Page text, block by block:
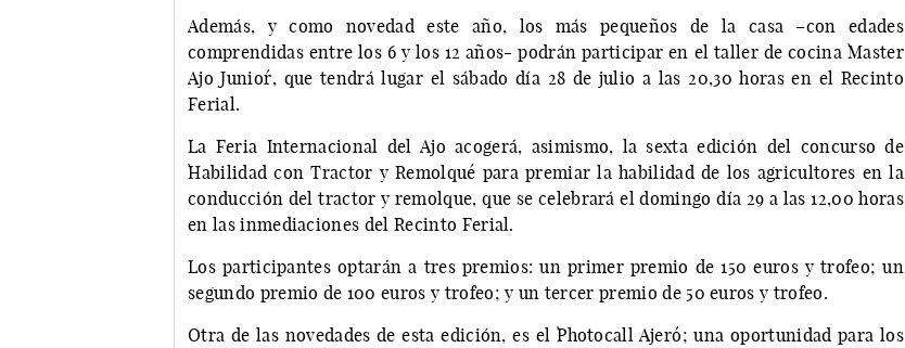
Además, y como novedad este año, los más pequeños de la casa –con edades
comprendidas entre los 6 y los 12 años- podrán participar en el taller de cocina `Master
Ajo Junior´, que tendrá lugar el sábado día 28 de julio a las 20,30 horas en el Recinto
Ferial.
La Feria Internacional del Ajo acogerá, asimismo, la sexta edición del concurso de
`Habilidad con Tractor y Remolque´ para premiar la habilidad de los agricultores en la
conducción del tractor y remolque, que se celebrará el domingo día 29 a las 12,00 horas
en las inmediaciones del Recinto Ferial.
Los participantes optarán a tres premios: un primer premio de 150 euros y trofeo; un
segundo premio de 100 euros y trofeo; y un tercer premio de 50 euros y trofeo.
Otra de las novedades de esta edición, es el `Photocall Ajero´; una oportunidad para los